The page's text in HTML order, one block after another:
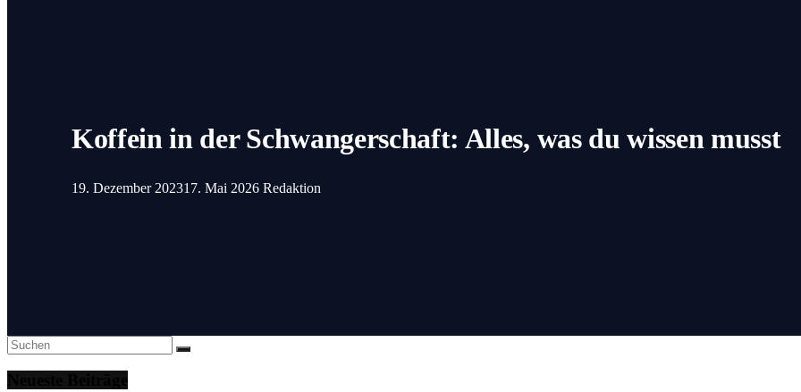
Koffein in der Schwangerschaft: Alles, was du wissen musst
19. Dezember 202317. Mai 2026 Redaktion